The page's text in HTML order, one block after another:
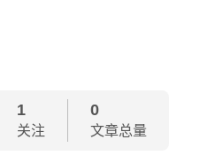
1
关注
0
文章总量